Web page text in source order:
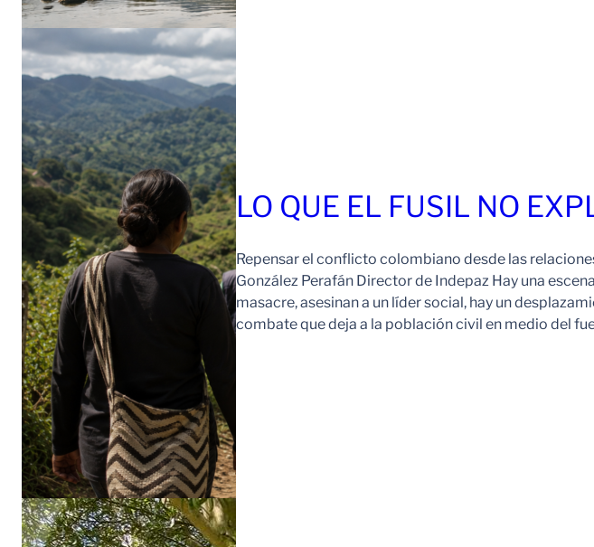
LO QUE EL FUSIL NO
Repensar el conflicto colombiano desde las
González Perafán Director de Indepaz Hay una
masacre, asesinan a un líder social, hay un
combate que deja a la población civil en medio del